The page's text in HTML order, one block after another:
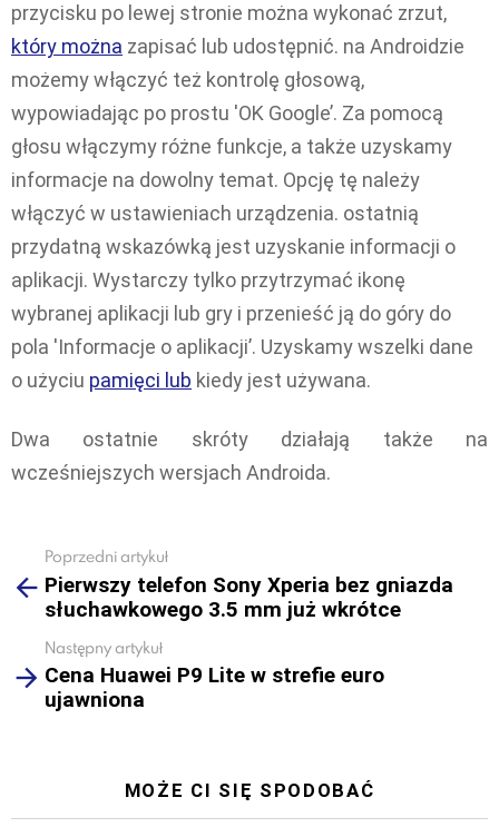
przycisku po lewej stronie można wykonać zrzut,
który można zapisać lub udostępnić. na Androidzie
możemy włączyć też kontrolę głosową,
wypowiadając po prostu 'OK Google’. Za pomocą
głosu włączymy różne funkcje, a także uzyskamy
informacje na dowolny temat. Opcję tę należy
włączyć w ustawieniach urządzenia. ostatnią
przydatną wskazówką jest uzyskanie informacji o
aplikacji. Wystarczy tylko przytrzymać ikonę
wybranej aplikacji lub gry i przenieść ją do góry do
pola 'Informacje o aplikacji’. Uzyskamy wszelki dane
o użyciu pamięci lub kiedy jest używana.
Dwa ostatnie skróty działają także na
wcześniejszych wersjach Androida.
more
Poprzedni artykuł
Pierwszy telefon Sony Xperia bez gniazda
słuchawkowego 3.5 mm już wkrótce
Następny artykuł
Cena Huawei P9 Lite w strefie euro
ujawniona
MOŻE CI SIĘ SPODOBAĆ